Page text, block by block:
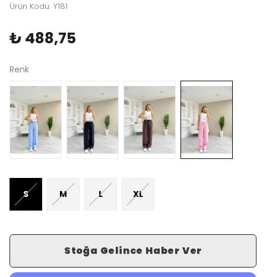
Ürün Kodu: Y181
₺ 488,75
Renk
S M L XL
Stoğa Gelince Haber Ver